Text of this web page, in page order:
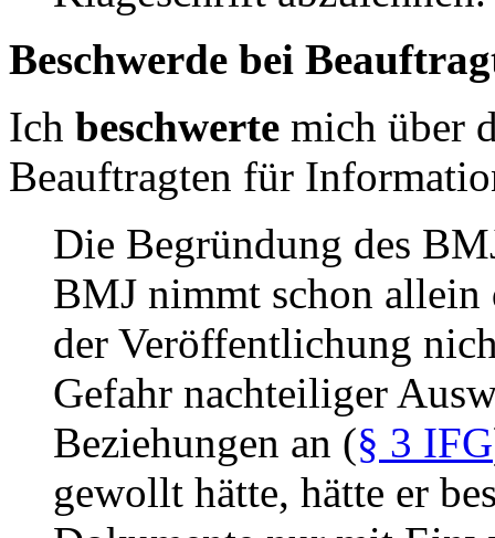
Beschwerde bei
Ich beschwerte mich über
Beauftragten für
Die Begründung des
BMJ nimmt schon
der Veröffentlichung
Gefahr nachteiliger
Beziehungen an (§ 3 IFG
gewollt hätte, hätte er